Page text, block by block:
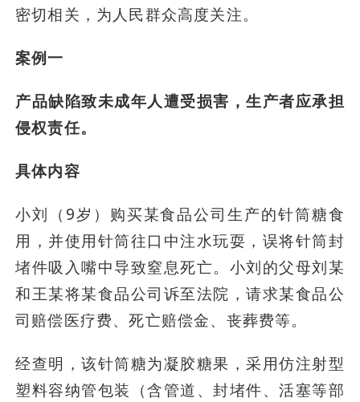
密切相关，为人民群众高度关注。
案例一
产品缺陷致未成年人遭受损害，生产者应承担
侵权责任。
具体内容
小刘（9岁）购买某食品公司生产的针筒糖食
用，并使用针筒往口中注水玩耍，误将针筒封
堵件吸入嘴中导致窒息死亡。小刘的父母刘某
和王某将某食品公司诉至法院，请求某食品公
司赔偿医疗费、死亡赔偿金、丧葬费等。
经查明，该针筒糖为凝胶糖果，采用仿注射型
塑料容纳管包装（含管道、封堵件、活塞等部